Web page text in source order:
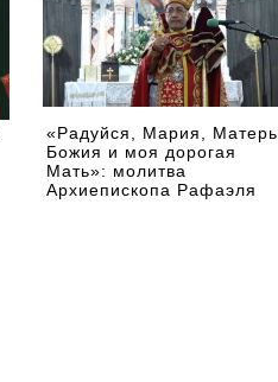
«Радуйся, Мария, Матерь
Божия и моя дорогая
Мать»: молитва
Архиепископа Рафаэля